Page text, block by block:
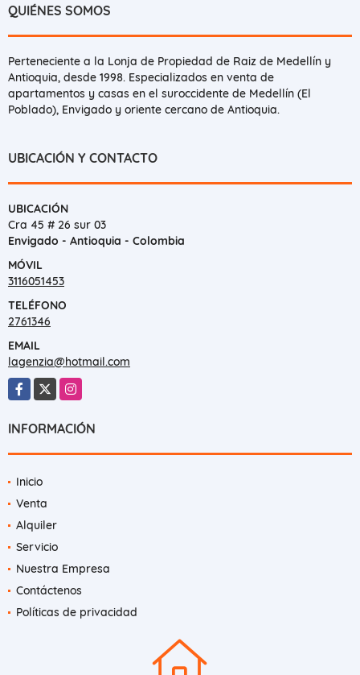
QUIÉNES SOMOS
Perteneciente a la Lonja de Propiedad de Raiz de Medellín y
Antioquia, desde 1998. Especializados en venta de
apartamentos y casas en el suroccidente de Medellín (El
Poblado), Envigado y oriente cercano de Antioquia.
UBICACIÓN Y CONTACTO
UBICACIÓN
Cra 45 # 26 sur 03
Envigado - Antioquia - Colombia
MÓVIL
3116051453
TELÉFONO
2761346
EMAIL
lagenzia@hotmail.com
Facebook
X Instagram
INFORMACIÓN
Inicio
Venta
Alquiler
Servicio
Nuestra Empresa
Contáctenos
Políticas de privacidad